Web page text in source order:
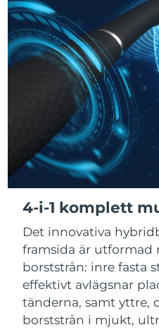
4-i-1 komplett
Det innovativa
framsida är utformad
borststrån: inre fasta
effektivt avlägsnar
tänderna, samt yttre,
borststrån i mjukt,
Luxemburg
Macao SAR
Malaysia
Mexiko
Nederländerna
Nya Zeeland
Norge
Oman